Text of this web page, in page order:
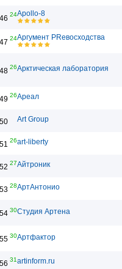
46 24Apollo-8
47 24Аргумент PRевосходства
48 26Арктическая лаборатория
49 26Ареал
50 Art Group
51 26art-liberty
52 27Айтроник
53 28АртАнтонио
54 30Студия Артена
55 30Артфактор
56 31artinform.ru